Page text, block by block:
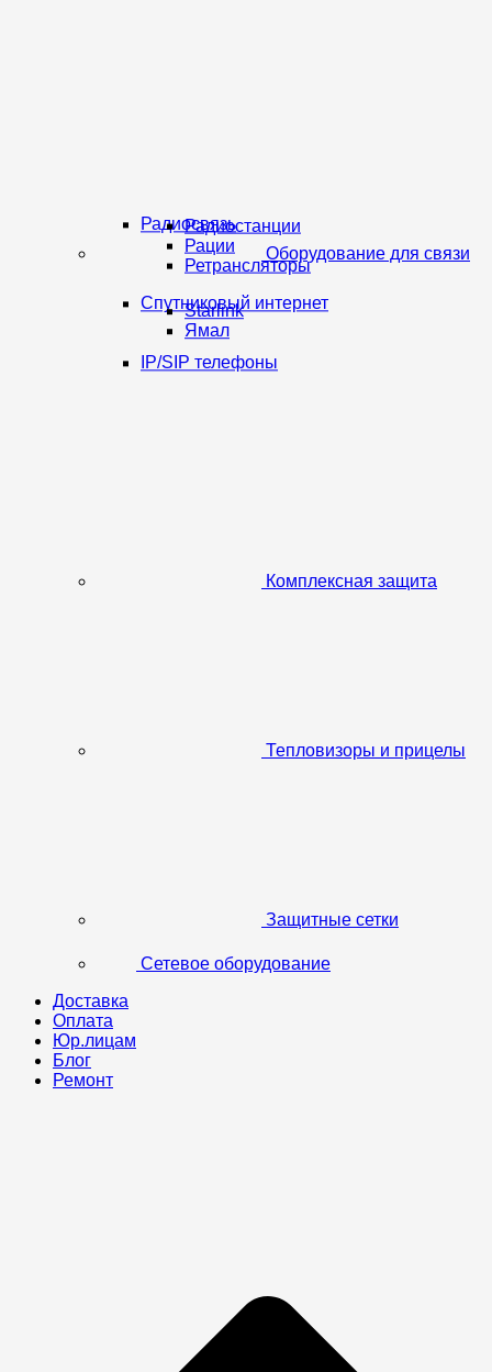
Оборудование для связи
Радиосвязь
Радиостанции
Рации
Ретрансляторы
Спутниковый интернет
Starlink
Ямал
IP/SIP телефоны
Комплексная защита
Тепловизоры и прицелы
Защитные сетки
Сетевое оборудование
Доставка
Оплата
Юр.лицам
Блог
Ремонт